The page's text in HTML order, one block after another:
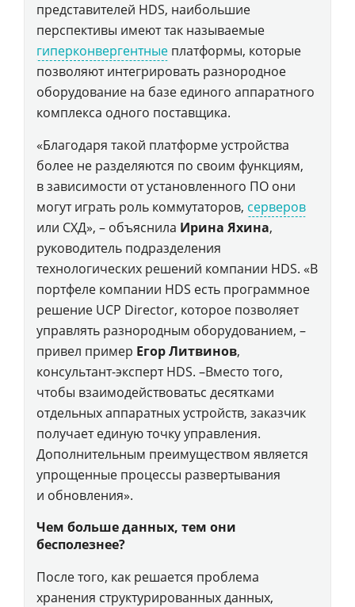
представителей HDS, наибольшие
перспективы имеют так называемые
гиперконвергентные платформы, которые
позволяют интегрировать разнородное
оборудование на базе единого аппаратного
комплекса одного поставщика.
«Благодаря такой платформе устройства
более не разделяются по своим функциям,
в зависимости от установленного ПО они
могут играть роль коммутаторов, серверов
или СХД», – объяснила Ирина Яхина,
руководитель подразделения
технологических решений компании HDS. «В
портфеле компании HDS есть программное
решение UCP Director, которое позволяет
управлять разнородным оборудованием, –
привел пример Егор Литвинов,
консультант-эксперт HDS. –Вместо того,
чтобы взаимодействоватьс десятками
отдельных аппаратных устройств, заказчик
получает единую точку управления.
Дополнительным преимуществом является
упрощенные процессы развертывания
и обновления».
Чем больше данных, тем они
бесполезнее?
После того, как решается проблема
хранения структурированных данных,